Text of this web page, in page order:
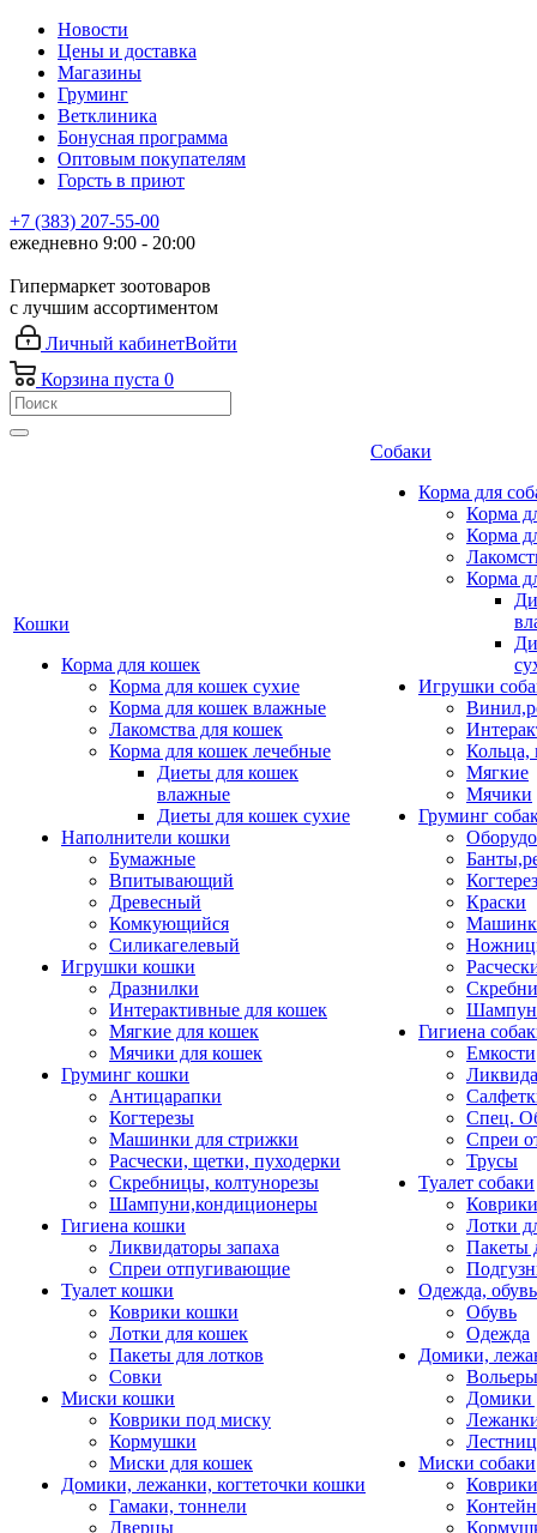
Новости
Цены и доставка
Магазины
Груминг
Ветклиника
Бонусная программа
Оптовым покупателям
Горсть в приют
+7 (383) 207-55-00
ежедневно 9:00 - 20:00
Гипермаркет зоотоваров
с лучшим ассортиментом
Личный кабинетВойти
Корзина пуста 0
Кошки
Корма для кошек
Корма для кошек сухие
Корма для кошек влажные
Лакомства для кошек
Корма для кошек лечебные
Диеты для кошек
влажные
Диеты для кошек сухие
Наполнители кошки
Бумажные
Впитывающий
Древесный
Комкующийся
Силикагелевый
Игрушки кошки
Дразнилки
Интерактивные для кошек
Мягкие для кошек
Мячики для кошек
Груминг кошки
Антицарапки
Когтерезы
Машинки для стрижки
Расчески, щетки, пуходерки
Скребницы, колтунорезы
Шампуни,кондиционеры
Гигиена кошки
Ликвидаторы запаха
Спреи отпугивающие
Туалет кошки
Коврики кошки
Лотки для кошек
Пакеты для лотков
Совки
Миски кошки
Коврики под миску
Кормушки
Миски для кошек
Домики, лежанки, когтеточки кошки
Гамаки, тоннели
Дверцы
Собаки
Корма для
Корма
Корма
Корма
Игрушки
Кольца,
Мягкие
Мячики
Груминг
Краски
Гигиена
Емкости
Спец.
Спреи
Трусы
Туалет собаки
Коврики
Лотки
Пакеты
Одежда, обувь
Обувь
Одежда
Домики,
Домики
Миски собаки